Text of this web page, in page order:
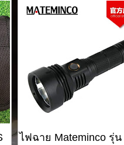
ไฟฉาย Mateminco รุ่น